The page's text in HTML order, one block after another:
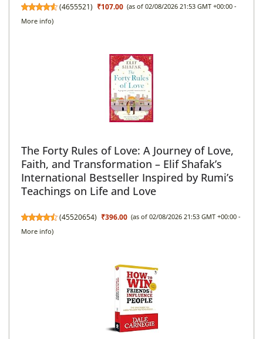
(4655521) ₹107.00 (as of 02/08/2026 21:53 GMT +00:00 -
More info)
The Forty Rules of Love: A Journey of Love,
Faith, and Transformation – Elif Shafak’s
International Bestseller Inspired by Rumi’s
Teachings on Life and Love
(45520654) ₹396.00 (as of 02/08/2026 21:53 GMT +00:00 -
More info)